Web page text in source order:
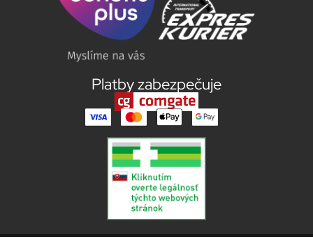
Platby zabezpečuje